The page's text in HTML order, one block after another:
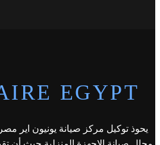
EGYPT
يحوذ توكيل مركز صيانة يونيون اير